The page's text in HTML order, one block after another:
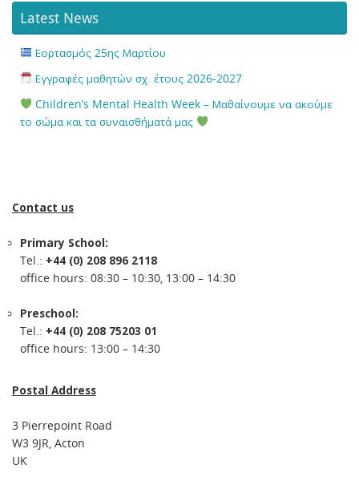
Latest News
Εορτασμός 25ης Μαρτίου
Εγγραφές μαθητών σχ. έτους 2026-2027
Children’s Mental Health Week – Μαθαίνουμε να ακούμε
το σώμα και τα συναισθήματά μας
Contact us
Primary School:
Tel.: +44 (0) 208 896 2118
office hours: 08:30 – 10:30, 13:00 – 14:30
Preschool:
Tel.: +44 (0) 208 75203 01
office hours: 13:00 – 14:30
Postal Address
3 Pierrepoint Road
W3 9JR, Acton
UK